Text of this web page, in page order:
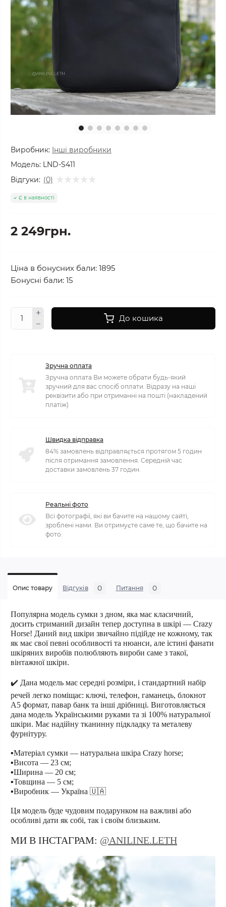
Виробник: Інші виробники
Модель: LND-S411
Відгуки: (0)
Є в наявності
2 249грн.
Ціна в бонусних бали: 1895
Бонусні бали: 15
До кошика
Зручна оплата
Зручна оплата Ви можете обрати будь-який
зручний для вас спосіб оплати. Відразу на наші
реквізити або при отриманні на пошті (накладений
платіж)
Швидка відправка
84% замовлень відправляється протягом 5 годин
після отримання замовлення. Середній час
доставки замовлень 37 годин.
Реальні фото
Всі фотографії, які ви бачите на нашому сайті,
зроблені нами. Ви отримуєте саме те, що бачите на
фото.
Опис товару Відгуків 0 Питання 0
Популярна модель сумки з дном, яка має класичний,
досить стриманий дизайн тепер доступна в шкірі — Crazy
Horse! Даний вид шкіри звичайно підійде не кожному, так
як має свої певні особливості та нюанси, але істині фанати
шкіряних виробів полюбляють вироби саме з такої,
вінтажної шкіри.
✔️ Дана модель має середні розміри, і стандартний набір
речей легко поміщає: ключі, телефон, гаманець, блокнот
А5 формат, павар банк та інші дрібниці. Виготовляється
дана модель Українськими руками та зі 100% натуральної
шкіри. Має надійну тканинну підкладку та металеву
фурнітуру.
▪️Матеріал сумки — натуральна шкіра Crazy horse;
▪️Висота — 23 см;
▪️Ширина — 20 см;
▪️Товщина — 5 см;
▪️Виробник — Україна 🇺🇦
Ця модель буде чудовим подарунком на важливі або
особливі дати як собі, так і своїм близьким.
МИ В ІНСТАГРАМ: @ANILINE.LETH